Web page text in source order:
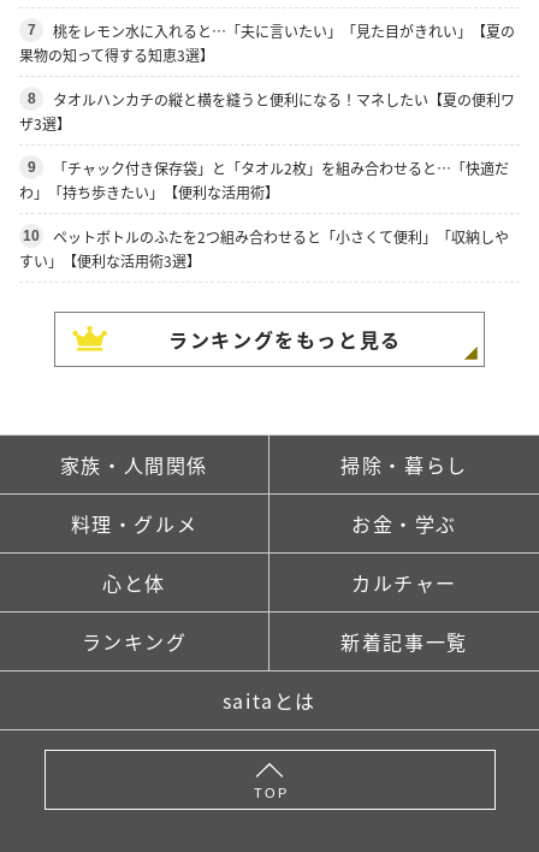
7
桃をレモン水に入れると…「夫に言いたい」「見た目がきれい」【夏の
果物の知って得する知恵3選】
8
タオルハンカチの縦と横を縫うと便利になる！マネしたい【夏の便利ワ
ザ3選】
9
「チャック付き保存袋」と「タオル2枚」を組み合わせると…「快適だ
わ」「持ち歩きたい」【便利な活用術】
10
ペットボトルのふたを2つ組み合わせると「小さくて便利」「収納しや
すい」【便利な活用術3選】
ランキングをもっと見る
家族・人間関係 掃除・暮らし
料理・グルメ お金・学ぶ
心と体 カルチャー
ランキング 新着記事一覧
saitaとは
TOP